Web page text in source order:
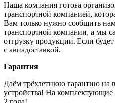
Наша компания готова
транспортной компанией,
Вам только нужно сообщить
транспортной компании, а мы
отгрузку продукции. Если
с авиадоставкой.
Гарантия
Даём трёхлетнюю гарантию на
устройства! На комплектующие
2 года!